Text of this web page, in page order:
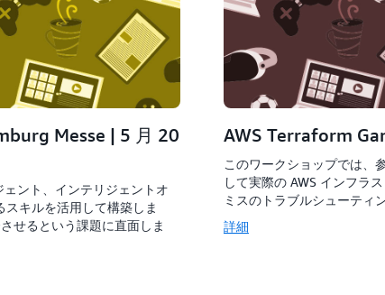
Messe | 5 月 20
ント、インテリジェントオ
キルを活用して構築しま
せるという課題に直面しま
AWS Terraform
このワークショップでは、
して実際の AWS インフラ
ミスのトラブルシューティ
詳細